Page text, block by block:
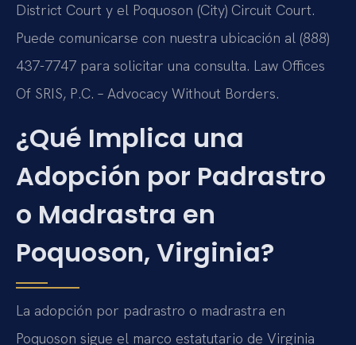
District Court y el Poquoson (City) Circuit Court.
Puede comunicarse con nuestra ubicación al (888)
437-7747 para solicitar una consulta. Law Offices
Of SRIS, P.C. – Advocacy Without Borders.
¿Qué Implica una
Adopción por Padrastro
o Madrastra en
Poquoson, Virginia?
La adopción por padrastro o madrastra en
Poquoson sigue el marco estatutario de Virginia